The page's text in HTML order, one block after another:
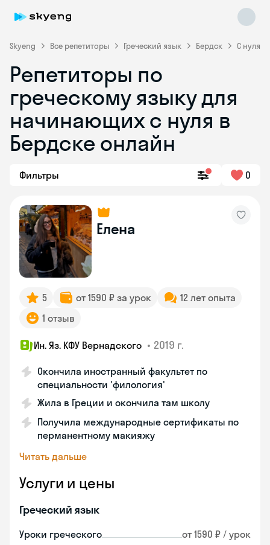
Skyeng Все репетиторы Греческий язык Бердск С нуля
Репетиторы по
греческому языку для
начинающих с нуля в
Бердске онлайн
Фильтры 0
Елена
5 от 1590 ₽ за урок
12 лет опыта
1 отзыв
Ин. Яз. КФУ Вернадского • 2019 г.
Окончила иностранный факультет по
специальности 'филология'
Жила в Греции и окончила там школу
Получила международные сертификаты по
перманентному макияжу
Читать дальше
Услуги и цены
Греческий язык
Уроки греческого от 1590 ₽ / урок
Skyeng Chat
online